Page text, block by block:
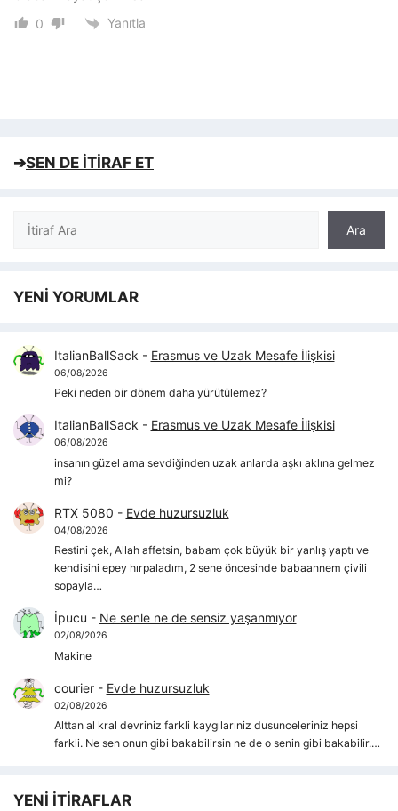
0 Yanıtla
➔SEN DE İTİRAF ET
Ara
Ara
YENİ YORUMLAR
ItalianBallSack - Erasmus ve Uzak Mesafe İlişkisi
06/08/2026
Peki neden bir dönem daha yürütülemez?
ItalianBallSack - Erasmus ve Uzak Mesafe İlişkisi
06/08/2026
insanın güzel ama sevdiğinden uzak anlarda aşkı aklına gelmez
mi?
RTX 5080 - Evde huzursuzluk
04/08/2026
Restini çek, Allah affetsin, babam çok büyük bir yanlış yaptı ve
kendisini epey hırpaladım, 2 sene öncesinde babaannem çivili
sopayla…
İpucu - Ne senle ne de sensiz yaşanmıyor
02/08/2026
Makine
courier- Evde huzursuzluk
02/08/2026
Alttan al kral devriniz farkli kaygılarıniz dusunceleriniz hepsi
farkli. Ne sen onun gibi bakabilirsin ne de o senin gibi bakabilir.…
YENİ İTİRAFLAR